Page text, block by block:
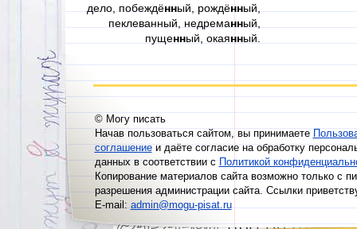
дело, побеждённый, рождённый,
пеклеванный, недреманный,
пущенный, окаянный.
© Могу писать
Начав пользоваться сайтом, вы принимаете
соглашениеи даёте согласие на обработку
данных в соответствии сПолитикой
Копирование материалов сайта возможно только с
разрешения администрации сайта. Ссылки
E-mail:admin@mogu-pisat.ru